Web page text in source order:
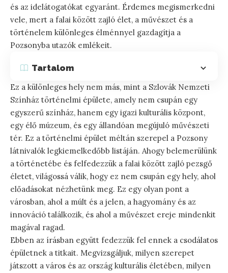
és az idelátogatókat egyaránt. Érdemes megismerkedni
vele, mert a falai között zajló élet, a művészet és a
történelem különleges élménnyel gazdagítja a
Pozsonyba utazók emlékeit.
Tartalom
Ez a különleges hely nem más, mint a Szlovák Nemzeti
Színház történelmi épülete, amely nem csupán egy
egyszerű színház, hanem egy igazi kulturális központ,
egy élő múzeum, és egy állandóan megújuló művészeti
tér. Ez a történelmi épület méltán szerepel a Pozsony
látnivalók legkiemelkedőbb listáján. Ahogy belemerülünk
a történetébe és felfedezzük a falai között zajló pezsgő
életet, világossá válik, hogy ez nem csupán egy hely, ahol
előadásokat nézhetünk meg. Ez egy olyan pont a
városban, ahol a múlt és a jelen, a hagyomány és az
innováció találkozik, és ahol a művészet ereje mindenkit
magával ragad.
Ebben az írásban együtt fedezzük fel ennek a csodálatos
épületnek a titkait. Megvizsgáljuk, milyen szerepet
játszott a város és az ország kulturális életében, milyen